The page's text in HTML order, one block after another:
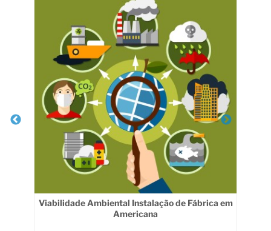
Viabilidade Ambiental Instalação de Fábrica em
Americana